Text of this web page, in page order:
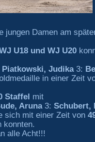
jungen Damen am
U18 und WJ U20
Piatkowski, Judika3:
in einer Zeit
Staffel mit
Aruna3: Schubert,
sich mit einer Zeit von
konnten.
alle Acht!!!